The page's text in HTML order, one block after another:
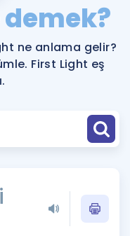
demek?
ne anlama gelir?
First Light eş